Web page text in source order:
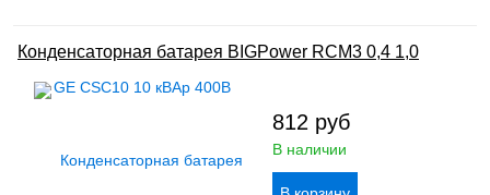
Конденсаторная батарея BIGPower RCM3 0,4 1,0
812 руб
В наличии